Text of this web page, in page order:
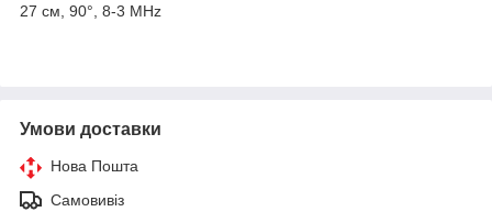
27 см, 90°, 8-3 MHz
Умови доставки
Нова Пошта
Самовивіз